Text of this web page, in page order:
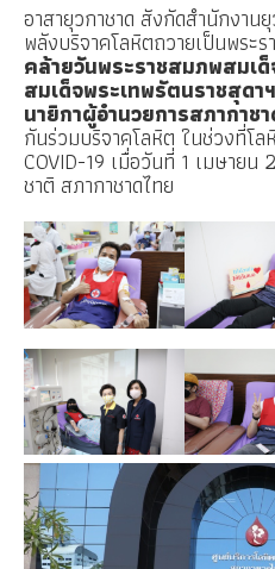
อาสายุวกาชาด สังกัดสำนักงาน
พลังบริจาคโลหิตถวายเป็นพระ
คล้ายวันพระราชสมภพสมเ
สมเด็จพระเทพรัตนราชสุด
นายิกาผู้อำนวยการสภากาช
กันร่วมบริจาคโลหิต ในช่วงที่โ
COVID-19 เมื่อวันที่ 1 เมษาย
ชาติ สภากาชาดไทย